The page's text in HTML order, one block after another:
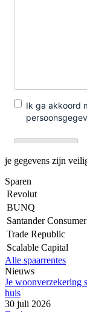
je gegevens zijn
Sparen
Revolut
BUNQ
Santander
Trade Republic
Scalable Capital
Alle spaarrentes
Nieuws
Je woonverzekering
huis
30 juli 2026